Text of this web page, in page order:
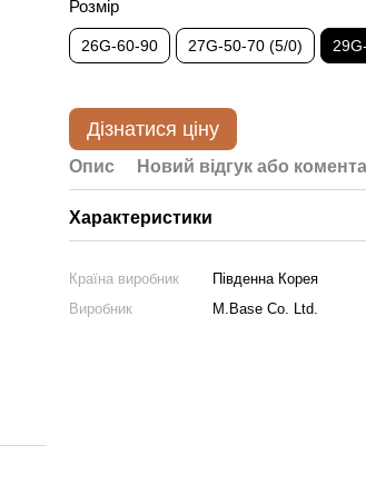
Розмір
26G-60-90 27G-50-70 (5/0)
Дізнатися ціну
Опис Новий відгук або
Характеристики
Країна виробник
Південна Корея
Виробник
M.Base Co. Ltd.